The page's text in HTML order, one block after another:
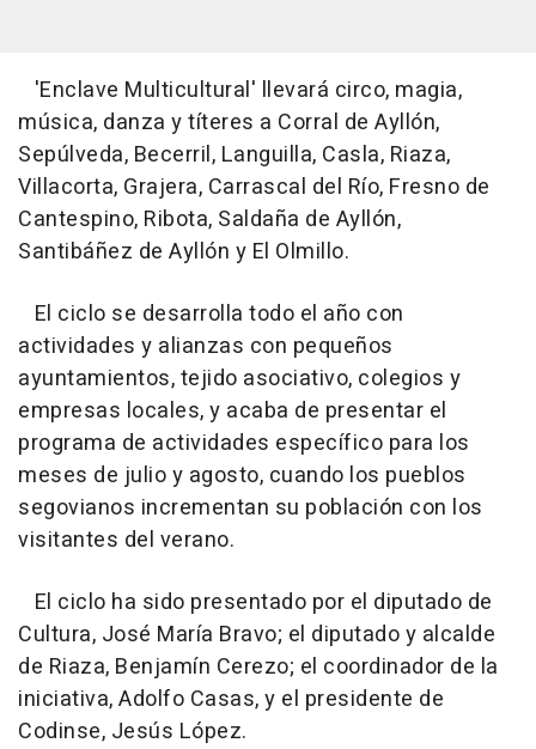
'Enclave Multicultural' llevará circo, magia,
música, danza y títeres a Corral de Ayllón,
Sepúlveda, Becerril, Languilla, Casla, Riaza,
Villacorta, Grajera, Carrascal del Río, Fresno de
Cantespino, Ribota, Saldaña de Ayllón,
Santibáñez de Ayllón y El Olmillo.
El ciclo se desarrolla todo el año con
actividades y alianzas con pequeños
ayuntamientos, tejido asociativo, colegios y
empresas locales, y acaba de presentar el
programa de actividades específico para los
meses de julio y agosto, cuando los pueblos
segovianos incrementan su población con los
visitantes del verano.
El ciclo ha sido presentado por el diputado de
Cultura, José María Bravo; el diputado y alcalde
de Riaza, Benjamín Cerezo; el coordinador de la
iniciativa, Adolfo Casas, y el presidente de
Codinse, Jesús López.